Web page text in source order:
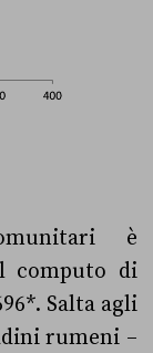
è
computo di
Salta agli
rumeni –